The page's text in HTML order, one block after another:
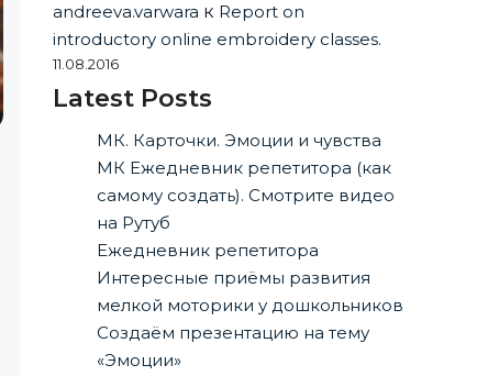
andreeva.varwara к Report on
introductory online embroidery classes.
11.08.2016
Latest Posts
МК. Карточки. Эмоции и чувства
МК Ежедневник репетитора (как
самому создать). Смотрите видео
на Рутуб
Ежедневник репетитора
Интересные приёмы развития
мелкой моторики у дошкольников
Создаём презентацию на тему
«Эмоции»